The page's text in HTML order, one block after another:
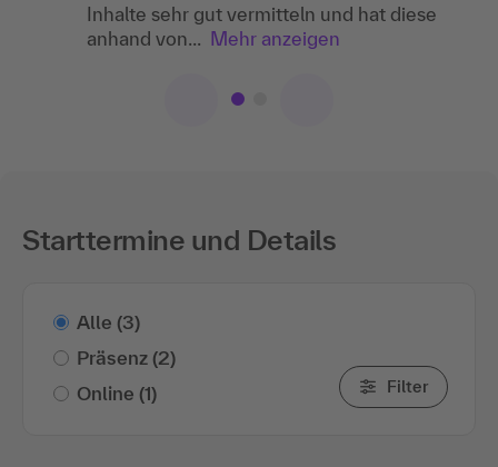
Inhalte sehr gut vermitteln und hat diese
anhand von... Mehr anzeigen
Starttermine und Details
Alle (3)
Präsenz (2)
Online (1) Filter